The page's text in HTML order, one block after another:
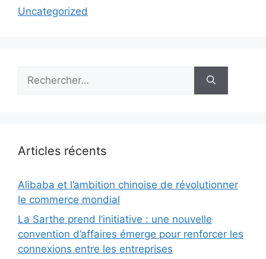
Uncategorized
Articles récents
Alibaba et l’ambition chinoise de révolutionner
le commerce mondial
La Sarthe prend l’initiative : une nouvelle
convention d’affaires émerge pour renforcer les
connexions entre les entreprises